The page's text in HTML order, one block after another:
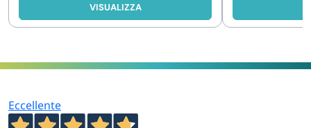
VISUALIZZA
Eccellente